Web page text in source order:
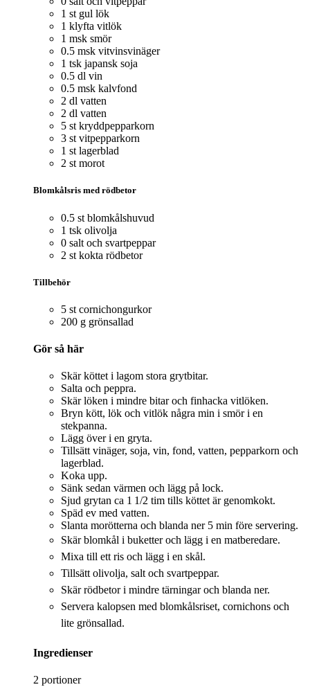
1 st gul lök
1 klyfta vitlök
1 msk smör
0.5 msk vitvinsvinäger
1 tsk japansk soja
0.5 dl vin
0.5 msk kalvfond
2 dl vatten
2 dl vatten
5 st kryddpepparkorn
3 st vitpepparkorn
1 st lagerblad
2 st morot
Blomkålsris med rödbetor
0.5 st blomkålshuvud
1 tsk olivolja
0 salt och svartpeppar
2 st kokta rödbetor
Tillbehör
5 st cornichongurkor
200 g grönsallad
Gör så här
Skär köttet i lagom stora grytbitar.
Salta och peppra.
Skär löken i mindre bitar och finhacka vitlöken.
Bryn kött, lök och vitlök några min i smör i en
stekpanna.
Lägg över i en gryta.
Tillsätt vinäger, soja, vin, fond, vatten, pepparkorn och
lagerblad.
Koka upp.
Sänk sedan värmen och lägg på lock.
Sjud grytan ca 1 1/2 tim tills köttet är genomkokt.
Späd ev med vatten.
Slanta morötterna och blanda ner 5 min före servering.
Skär blomkål i buketter och lägg i en matberedare.
Mixa till ett ris och lägg i en skål.
Tillsätt olivolja, salt och svartpeppar.
Skär rödbetor i mindre tärningar och blanda ner.
Servera kalopsen med blomkålsriset, cornichons och
lite grönsallad.
Ingredienser
2 portioner